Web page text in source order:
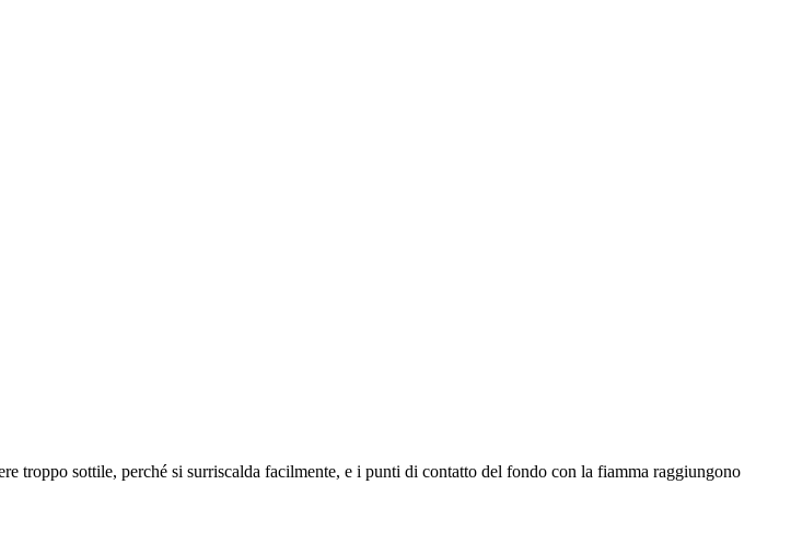
troppo sottile, perché si surriscalda facilmente, e i punti di contatto del fondo con la fiamma raggiungono